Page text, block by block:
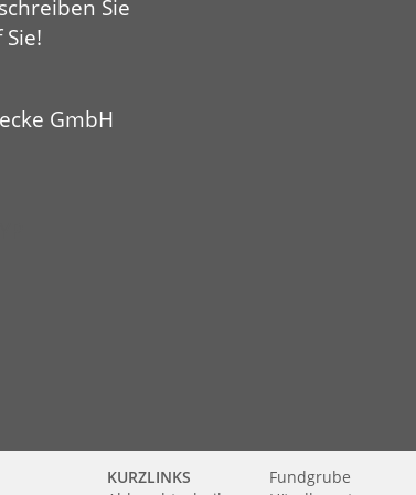
Sie
GmbH
KURZLINKS
Fundgrube